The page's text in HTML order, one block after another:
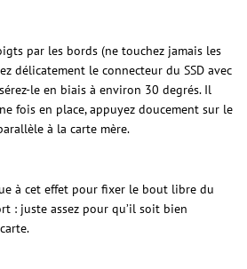
par les bords (ne touchez jamais les
délicatement le connecteur du SSD avec
le en biais à environ 30 degrés. Il
fois en place, appuyez doucement sur le
à la carte mère.
à cet effet pour fixer le bout libre du
: juste assez pour qu’il soit bien